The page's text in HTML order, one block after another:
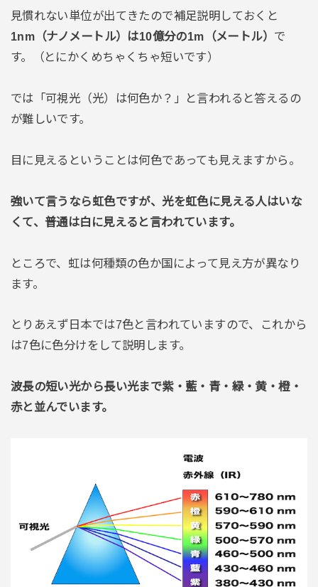
見慣れない単位が出てきたので補足説明しておくと
1nm（ナノメートル）は10億分の1m（メートル） で
す。（とにかくめちゃくちゃ短いです）
では「可視光（光）は何色か？」と言われると答えるの
が難しいです。
目に見えるということは何色であっても見えますから。
強いて言うなら虹色ですが、光を虹色に見える人はいな
くて、普通は白に見えると言われています。
ところで、虹は何種類の色か国によって見え方が異なり
ます。
とりあえず日本では7色と言われていますので、これから
は7色に色分けをして説明します。
波長の短い光から長い光まで紫・藍・青・緑・黄・橙・
赤と並んでいます。